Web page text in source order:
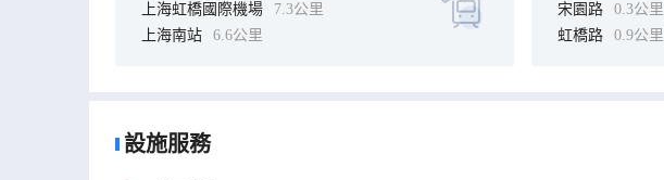
上海虹橋國際機場
7.3公里
上海南站
6.6公里
宋園路
0.3公里
虹橋路
0.9公里
設施服務